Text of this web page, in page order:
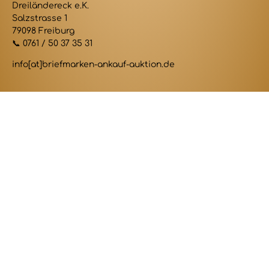
Dreiländereck e.K.
Salzstrasse 1
79098 Freiburg
📞 0761 / 50 37 35 31
info[at]briefmarken-ankauf-auktion.de